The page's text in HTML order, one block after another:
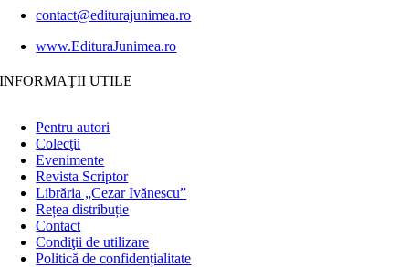
contact@editurajunimea.ro
www.EdituraJunimea.ro
INFORMAŢII UTILE
Pentru autori
Colecţii
Evenimente
Revista Scriptor
Librăria „Cezar Ivănescu”
Rețea distribuție
Contact
Condiţii de utilizare
Politică de confidențialitate